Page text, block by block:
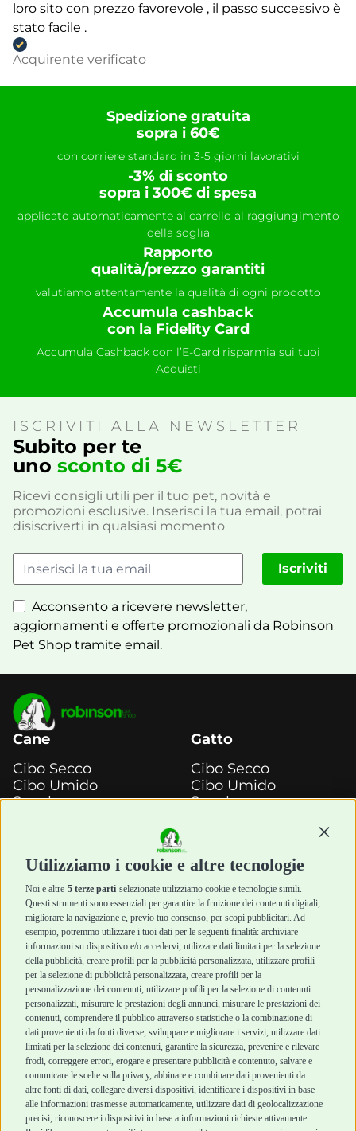
Utilizziamo i cookie e altre tecnologie
Noi e altre 5 terze parti selezionate utilizziamo cookie e tecnologie simili.
Questi strumenti sono essenziali per garantire la fruizione dei contenuti digitali,
migliorare la navigazione e, previo tuo consenso, per scopi pubblicitari. Ad
esempio, potremmo utilizzare i tuoi dati per le seguenti finalità: archiviare
informazioni su dispositivo e/o accedervi, utilizzare dati limitati per la selezione
della pubblicità, creare profili per la pubblicità personalizzata, utilizzare profili
per la selezione di pubblicità personalizzata, creare profili per la
personalizzazione dei contenuti, utilizzare profili per la selezione di contenuti
personalizzati, misurare le prestazioni degli annunci, misurare le prestazioni dei
contenuti, comprendere il pubblico attraverso statistiche o la combinazione di
dati provenienti da fonti diverse, sviluppare e migliorare i servizi, utilizzare dati
limitati per la selezione dei contenuti, garantire la sicurezza, prevenire e rilevare
frodi, correggere errori, erogare e presentare pubblicità e contenuto, salvare e
comunicare le scelte sulla privacy, abbinare e combinare dati provenienti da
altre fonti di dati, collegare diversi dispositivi, identificare i dispositivi in base
alle informazioni trasmesse automaticamente, utilizzare dati di geolocalizzazione
precisi, riconoscere i dispositivi in base a informazioni richieste attivamente.
loro sito con prezzo favorevole , il passo successivo è
stato facile .
Acquirente verificato
Spedizione gratuita
sopra i 60€
con corriere standard in 3-5 giorni lavorativi
-3% di sconto
sopra i 300€ di spesa
applicato automaticamente al carrello al raggiungimento
della soglia
Rapporto
qualità/prezzo garantiti
valutiamo attentamente la qualità di ogni prodotto
Accumula cashback
con la Fidelity Card
Accumula Cashback con l’E-Card risparmia sui tuoi
Acquisti
ISCRIVITI ALLA NEWSLETTER
Subito per te
uno sconto di 5€
Ricevi consigli utili per il tuo pet, novità e
promozioni esclusive. Inserisci la tua email, potrai
disiscriverti in qualsiasi momento
Acconsento a ricevere newsletter,
aggiornamenti e offerte promozionali da Robinson
Pet Shop tramite email.
Iscriviti
Cane
Cibo Secco
Cibo Umido
Snack e
Igiene e Pulizia
Accessori
Cani Mini
Top Quality
Gatto
Cibo Secco
Cibo Umido
Snack e
Igiene e Pulizia
Accessori
Top Quality
Robinson Pet Shop
Chi siamo
Punti vendita
Marchi
Blog
Assistenza Robinson
Pet Shop
Offerte
Promozioni
Recensioni Feedaty
Acquisti sicuri
Termini e condizioni
di vendita
Cashback
Metodi di
pagamento
Recesso e Reso
Spedizioni